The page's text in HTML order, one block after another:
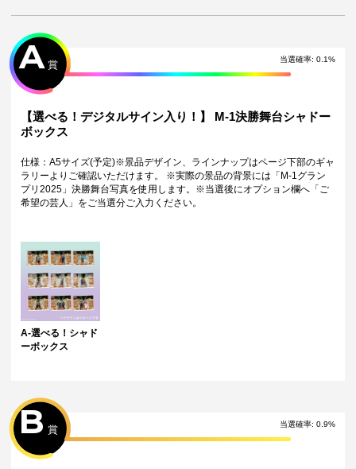
当選確率: 0.1%
A 賞
【選べる！デジタルサイン入り！】 M-1決勝舞台シャドー
ボックス
仕様：A5サイズ(予定)※景品デザイン、ラインナップはページ下部のギャ
ラリーよりご確認いただけます。 ※実際の景品の背景には「M-1グラン
プリ2025」決勝舞台写真を使用します。※当選後にオプション欄へ「ご
希望の芸人」をご当選分ご入力ください。
A-選べる！シャド
ーボックス
当選確率: 0.9%
B 賞